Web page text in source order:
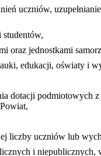
uczniów,
jednostkami
edukacji, oświaty i
dotacji
liczby uczniów lub
i